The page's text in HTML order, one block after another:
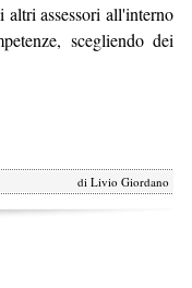
assessori all'interno
scegliendo dei
di Livio Giordano